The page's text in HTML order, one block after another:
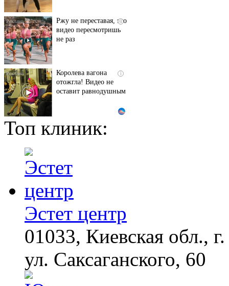
i
Ржу не переставая, это
видео пересмотришь
не раз
i
Королева вагона
отожгла! Видео не
оставит равнодушным
Этот танец невесты
оставит вас без слов!
Что стало причиной
Москве 7 августа
Ролик из Омска: вы
будете смеяться долго
Топ клиник:
Эстет центр
01033, Киевская обл.,
ул. Саксаганского, 60